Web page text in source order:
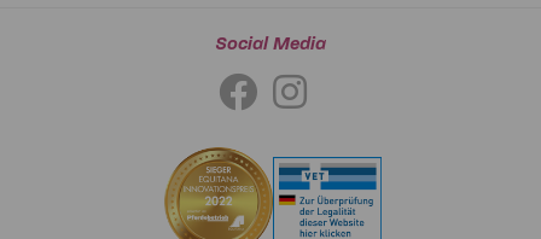
Social Media